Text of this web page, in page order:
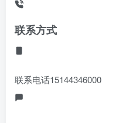
联系方式
联系电话15144346000